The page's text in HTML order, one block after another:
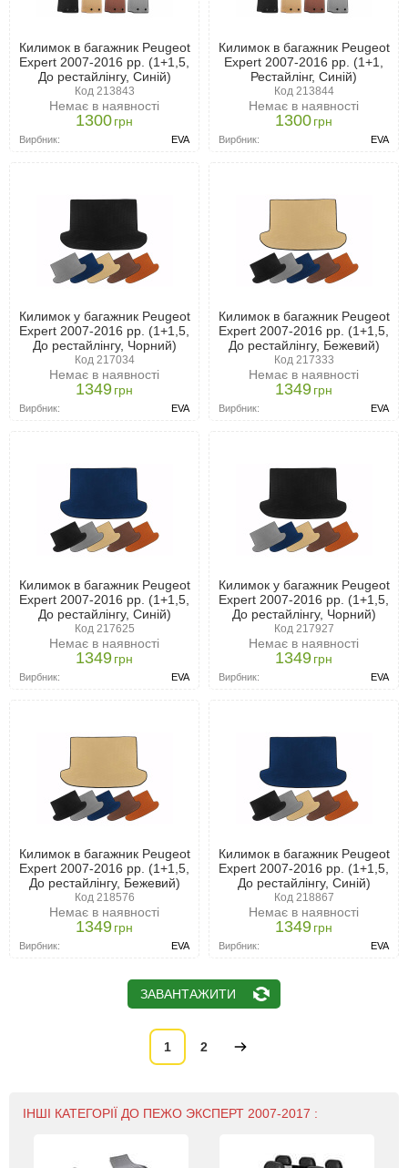
Килимок в багажник Peugeot
Expert 2007-2016 рр. (1+1,5,
До рестайлінгу, Синій)
Код 213843
Немає в наявності
1300грн
Вирбник: EVA
Килимок в багажник Peugeot
Expert 2007-2016 рр. (1+1,
Рестайлінг, Синій)
Код 213844
Немає в наявності
1300грн
Вирбник: EVA
Килимок у багажник Peugeot
Expert 2007-2016 рр. (1+1,5,
До рестайлінгу, Чорний)
Код 217034
Немає в наявності
1349грн
Вирбник: EVA
Килимок в багажник Peugeot
Expert 2007-2016 рр. (1+1,5,
До рестайлінгу, Бежевий)
Код 217333
Немає в наявності
1349грн
Вирбник: EVA
Килимок в багажник Peugeot
Expert 2007-2016 рр. (1+1,5,
До рестайлінгу, Синій)
Код 217625
Немає в наявності
1349грн
Вирбник: EVA
Килимок у багажник Peugeot
Expert 2007-2016 рр. (1+1,5,
До рестайлінгу, Чорний)
Код 217927
Немає в наявності
1349грн
Вирбник: EVA
Килимок в багажник Peugeot
Expert 2007-2016 рр. (1+1,5,
До рестайлінгу, Бежевий)
Код 218576
Немає в наявності
1349грн
Вирбник: EVA
Килимок в багажник Peugeot
Expert 2007-2016 рр. (1+1,5,
До рестайлінгу, Синій)
Код 218867
Немає в наявності
1349грн
Вирбник: EVA
ЗАВАНТАЖИТИ
1 2
ІНШІ КАТЕГОРІЇ ДО ПЕЖО ЭКСПЕРТ 2007-2017 :